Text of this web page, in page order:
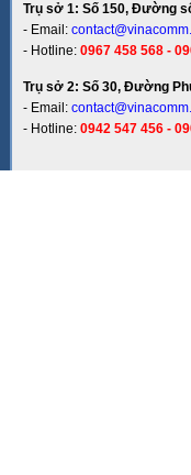
Trụ sở 1: Số 150, Đường
- Email:
- Hotline: 0967 458 568 -
Trụ sở 2: Số 30, Đường
- Email:
- Hotline: 0942 547 456 -